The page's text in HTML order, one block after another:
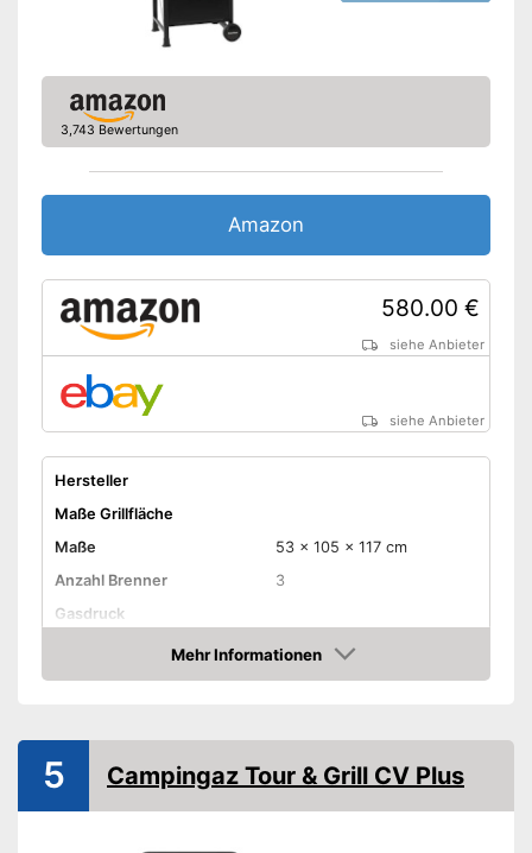
Amazon Lieferzeit
3,743 Bewertungen
Amazon
580.00 €
siehe Anbieter
siehe Anbieter
Hersteller
Maße Grillfläche
Maße
53 x 105 x 117 cm
Anzahl Brenner
3
Gasdruck
Propan
Haube
Räder
Mehr Informationen
Amazon
5 Campingaz Tour & Grill CV Plus